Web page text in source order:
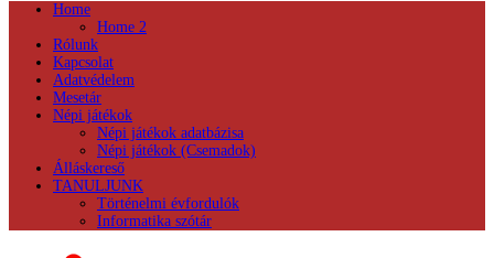
Home
Home 2
Rólunk
Kapcsolat
Adatvédelem
Mesetár
Népi játékok
Népi játékok adatbázisa
Népi játékok (Csemadok)
Álláskereső
TANULJUNK
Történelmi évfordulók
Informatika szótár